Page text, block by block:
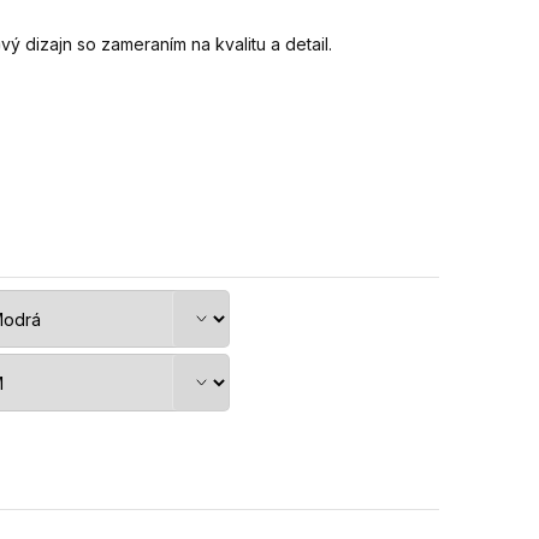
dizajn so zameraním na kvalitu a detail.